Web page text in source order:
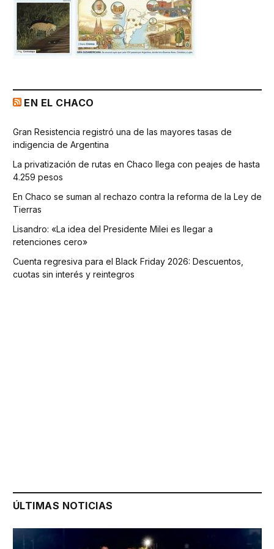
EN EL CHACO
Gran Resistencia registró una de las mayores tasas de
indigencia de Argentina
La privatización de rutas en Chaco llega con peajes de hasta
4.259 pesos
En Chaco se suman al rechazo contra la reforma de la Ley de
Tierras
Lisandro: «La idea del Presidente Milei es llegar a
retenciones cero»
Cuenta regresiva para el Black Friday 2026: Descuentos,
cuotas sin interés y reintegros
ÚLTIMAS NOTICIAS